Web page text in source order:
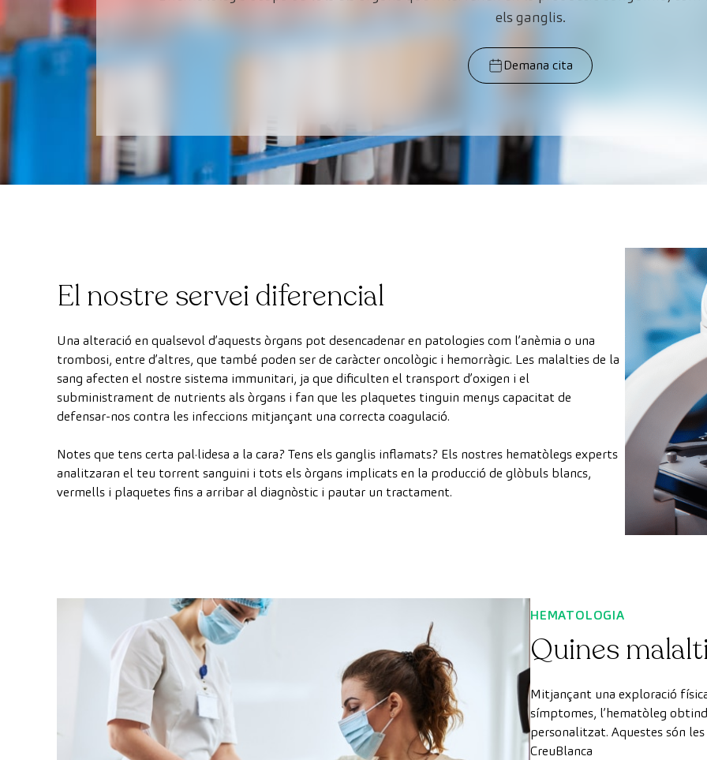
els ganglis.
Demana cita
El nostre servei diferencial
Una alteració en qualsevol d’aquests òrgans pot desencadenar en patologies com l’anèmia o una
trombosi, entre d’altres, que també poden ser de caràcter oncològic i hemorràgic. Les malalties de la
sang afecten el nostre sistema immunitari, ja que dificulten el transport d’oxigen i el
subministrament de nutrients als òrgans i fan que les plaquetes tinguin menys capacitat de
defensar-nos contra les infeccions mitjançant una correcta coagulació.
Notes que tens certa pal·lidesa a la cara? Tens els ganglis inflamats? Els nostres hematòlegs experts
analitzaran el teu torrent sanguini i tots els òrgans implicats en la producció de glòbuls blancs,
vermells i plaquetes fins a arribar al diagnòstic i pautar un tractament.
HEMATOLOGIA
Quines
Mitjançant una exploració
símptomes, l’hematòleg
personalitzat. Aquestes són
CreuBlanca